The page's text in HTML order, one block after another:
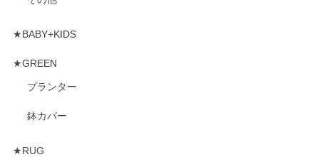
★BABY+KIDS
★GREEN
プランター
鉢カバー
★RUG